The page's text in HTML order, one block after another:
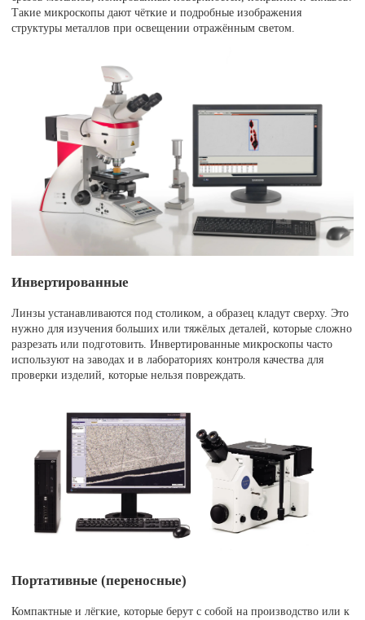
Такие микроскопы дают чёткие и подробные изображения
структуры металлов при освещении отражённым светом.
Инвертированные
Линзы устанавливаются под столиком, а образец кладут сверху. Это
нужно для изучения больших или тяжёлых деталей, которые сложно
разрезать или подготовить. Инвертированные микроскопы часто
используют на заводах и в лабораториях контроля качества для
проверки изделий, которые нельзя повреждать.
Портативные (переносные)
Компактные и лёгкие, которые берут с собой на производство или к